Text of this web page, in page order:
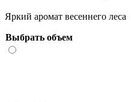
Яркий аромат весеннего леса
Выбрать объем